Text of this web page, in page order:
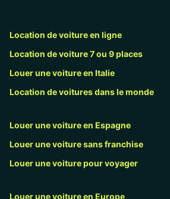
Location de voiture en ligne
Location de voiture 7 ou 9 places
Louer une voiture en Italie
Location de voitures dans le monde
Louer une voiture en Espagne
Louer une voiture sans franchise
Louer une voiture pour voyager
Louer une voiture en Europe